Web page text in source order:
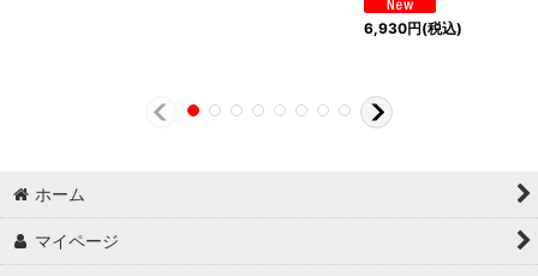
6,930円(税込)
ホーム
マイページ